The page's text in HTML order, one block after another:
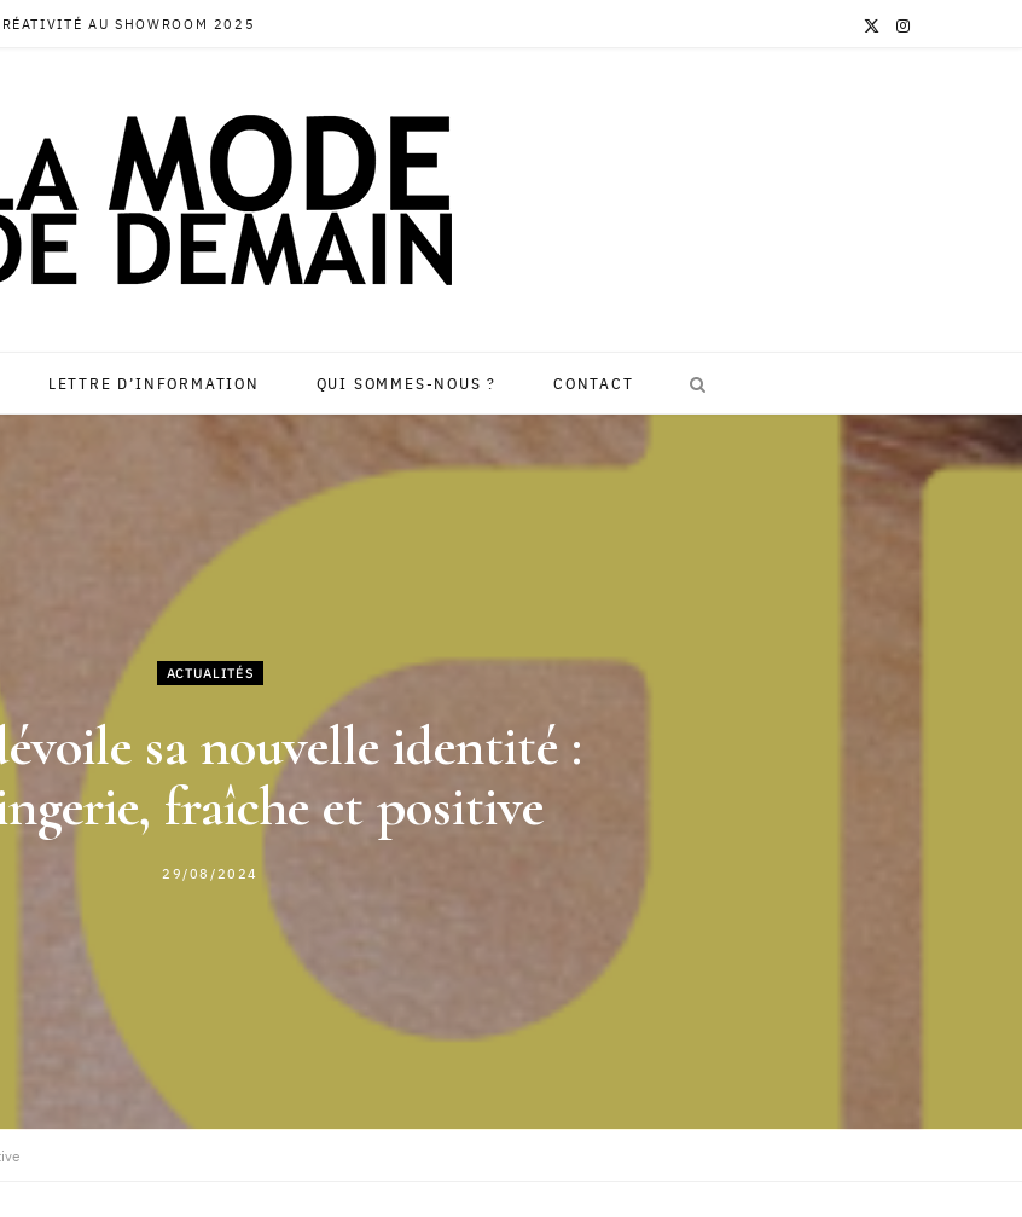
AU SHOWROOM 2025
r
I
m
LETTRE D’INFORMATION QUI SOMMES-NOUS ? CONTACT
ACTUALITÉS
sa nouvelle identité :
fraîche et positive
29/08/2024